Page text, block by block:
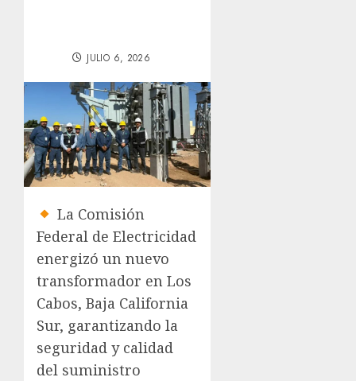
JULIO 6, 2026
La Comisión
Federal de Electricidad
energizó un nuevo
transformador en Los
Cabos, Baja California
Sur, garantizando la
seguridad y calidad
del suministro